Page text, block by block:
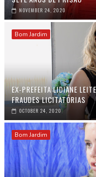
NOVEMBER 24, 2020
Bom Jardim
EX-PREFEITA LIDIANE
FRAUDES LICITATÓRIAS
OCTOBER 24, 2020
Bom Jardim